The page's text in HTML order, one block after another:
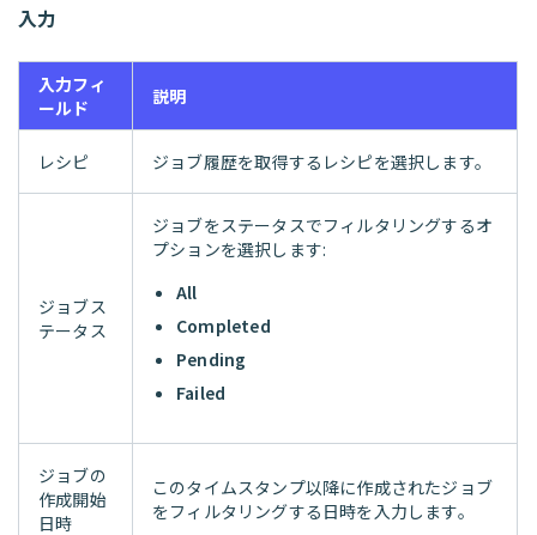
入力
入力フィ
ールド
説明
レシピ ジョブ履歴を取得するレシピを選択します。
ジョブス
テータス
ジョブをステータスでフィルタリングするオ
プションを選択します:
All
Completed
Pending
Failed
ジョブの
作成開始
日時
このタイムスタンプ以降に作成されたジョブ
をフィルタリングする日時を入力します。